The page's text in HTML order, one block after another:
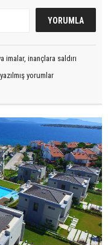
inançlara saldırı
yorumlar